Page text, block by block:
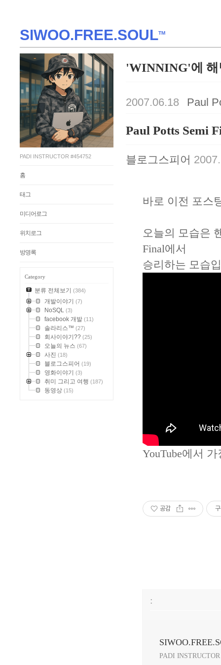
SIWOO.FREE.SOULTM
PADI INSTRUCTOR #454752
홈
태그
미디어로그
위치로그
방명록
Category
분류 전체보기 (384)
개발이야기 (7)
NoSQL (3)
facebook 개발 (11)
솔라리스™ (27)
회사이야기?? (25)
오늘의 뉴스 (67)
사진 (18)
블로그스피어 (19)
영화이야기 (3)
취미 그리고 여행 (187)
동영상 (15)
'WINNING'에 해
2007.06.18 Paul
Paul Potts Semi
블로그스피어
바로 이전 포스
오늘의 모습은
Final에서
승리하는 모습
YouTube에서
공감
:
PADI INSTRUCTOR